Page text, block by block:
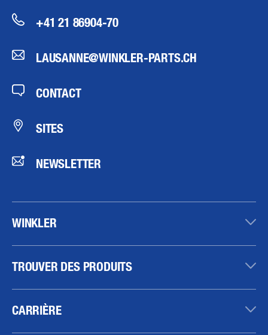
+41 21 86904-70
LAUSANNE@WINKLER-PARTS.CH
CONTACT
SITES
NEWSLETTER
WINKLER
TROUVER DES PRODUITS
CARRIÈRE